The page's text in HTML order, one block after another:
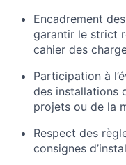
Encadrement
garantir le strict
cahier des
Participation à
des installations
projets ou de la
Respect des
consignes